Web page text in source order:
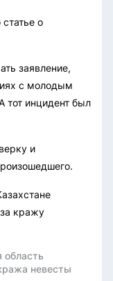
о
заявление,
с молодым
тот инцидент был
и
за кражу
область
невесты